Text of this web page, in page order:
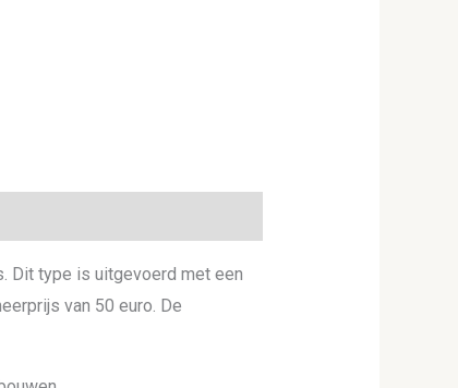
Dit type is uitgevoerd met een
van 50 euro. De